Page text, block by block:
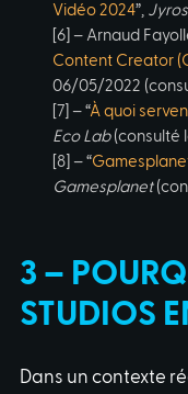
Vidéo 2024”, Jyros
[6] – Arnaud
Content Creator
06/05/2022
[7] – “À quoi
Eco Lab(consulté
[8] – “
Gamesplanet
3 –
STUDIOS
Dans un contexte